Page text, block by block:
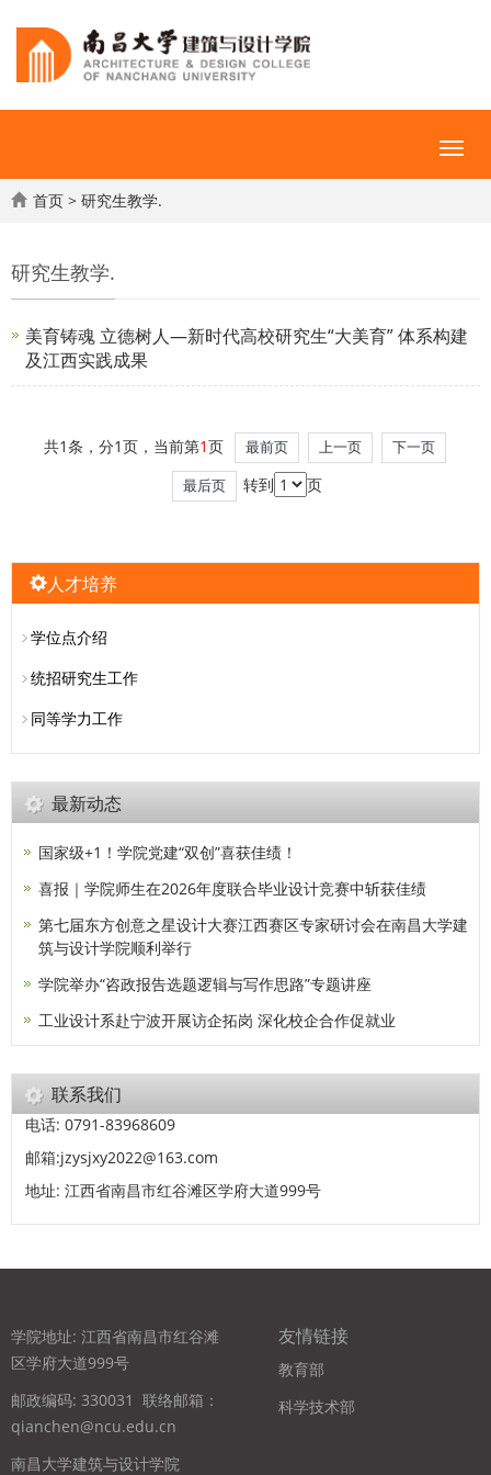
首页 > 研究生教学.
研究生教学.
美育铸魂 立德树人—新时代高校研究生“大美育” 体系构建
及江西实践成果
共1条，分1页，当前第1页 最前页 上一页 下一页
最后页 转到 页
人才培养
学位点介绍
统招研究生工作
同等学力工作
最新动态
国家级+1！学院党建“双创”喜获佳绩！
喜报｜学院师生在2026年度联合毕业设计竞赛中斩获佳绩
第七届东方创意之星设计大赛江西赛区专家研讨会在南昌大学建
筑与设计学院顺利举行
学院举办“咨政报告选题逻辑与写作思路”专题讲座
工业设计系赴宁波开展访企拓岗 深化校企合作促就业
联系我们
电话: 0791-83968609
邮箱:jzysjxy2022@163.com
地址: 江西省南昌市红谷滩区学府大道999号
学院地址: 江西省南昌市红谷滩
区学府大道999号
邮政编码: 330031 联络邮箱：
qianchen@ncu.edu.cn
南昌大学建筑与设计学院
友情链接
教育部
科学技术部